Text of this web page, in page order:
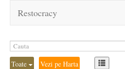
Restocracy
Toate Vezi pe Harta